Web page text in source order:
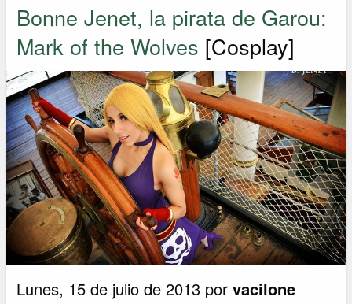
Bonne Jenet, la pirata de Garou:
Mark of the Wolves [Cosplay]
Lunes, 15 de julio de 2013 porvacilone